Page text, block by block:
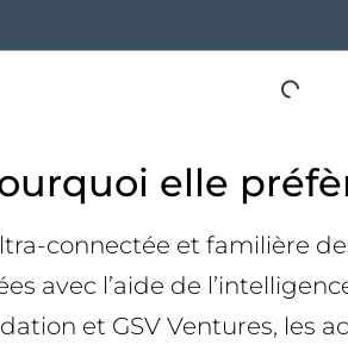
elle
connectée et familière
avec l’aide de
et GSV Ventures, les